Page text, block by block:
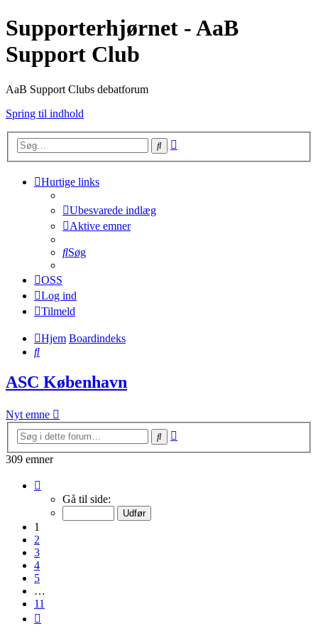
Supporterhjørnet - AaB
Support Club
AaB Support Clubs debatforum
Spring til indhold
Søg
Hurtige links
Ubesvarede indlæg
Aktive emner
Søg
OSS
Log ind
Tilmeld
Hjem Boardindeks
Søg
ASC København
Nyt emne
Søg
309 emner
Gå til side:
1
2
3
4
5
…
11